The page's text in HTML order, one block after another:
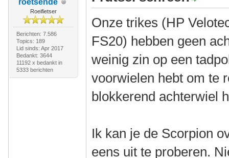
roetsende
Roeifietser
Berichten: 7.586
Topics: 189
Lid sinds: Apr 2017
Bedankt: 3644
11192 x bedankt in
5333 berichten
Onze trikes (HP
FS20) hebben geen
weinig zin op een
voorwielen hebt om te
blokkerend achterwiel
Ik kan je de Scorpion
eens uit te proberen.